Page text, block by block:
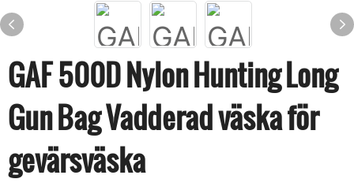
GAF 500D Nylon Hunting Long
Gun Bag Vadderad väska för
gevärsväska